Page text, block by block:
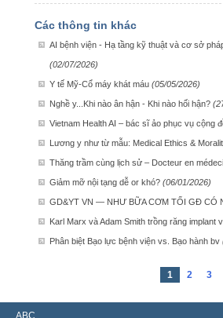
Các thông tin khác
AI bệnh viện - Hạ tầng kỹ thuật và cơ sở
(02/07/2026)
Y tế Mỹ-Cổ máy khát máu (05/05/2026)
Nghề y...Khi nào ân hận - Khi nào hối hận?
Vietnam Health AI – bác sĩ ảo phục vụ cộng
Lương y như từ mẫu: Medical Ethics &
Thăng trầm cùng lịch sử – Docteur en
Giảm mỡ nội tạng dễ or khó? (06/01/2026)
GD&YT VN — NHƯ BỮA CƠM TỐI GĐ CÓ
Karl Marx và Adam Smith trồng răng implant
Phân biệt Bạo lực bệnh viện vs. Bạo hành bv
1 2 3
ABC